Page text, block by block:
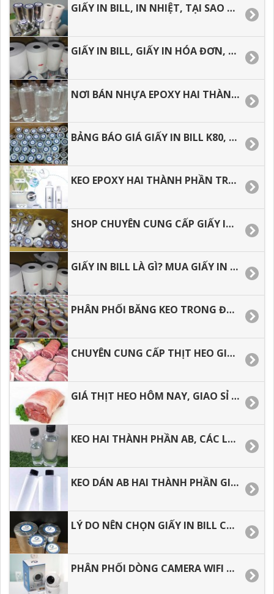
GIẤY IN BILL, IN NHIỆT, TẠI SAO SỬ DỤNG GIẤY IN BILL CHO VIỆC KINH DOANH.
GIẤY IN BILL, GIẤY IN HÓA ĐƠN, ĐỊA CHỈ MUA HÀNG GIÁ RẺ TẠI TP.HCM.
NƠI BÁN NHỰA EPOXY HAI THÀNH PHẦN AB GIÁ RẺ, GIAO HÀNG NHANH.
BẢNG BÁO GIÁ GIẤY IN BILL K80, GIẤY IN NHIỆT GIÁ RẺ
KEO EPOXY HAI THÀNH PHẦN TRONG SUỐT, BẢNG BÁO GIÁ.
SHOP CHUYÊN CUNG CẤP GIẤY IN BIL, GIẤY IN NHIỆT CHẤT LƯỢNG GIÁ RẺ.
GIẤY IN BILL LÀ GÌ? MUA GIẤY IN NHIỆT Ở ĐÂU GIÁ RẺ.
PHÂN PHỐI BĂNG KEO TRONG ĐỤC ĐỂ GÓI HÀNG HÓA.
CHUYÊN CUNG CẤP THỊT HEO GIÁ SỈ TẠI HỒ CHÍ MINH
GIÁ THỊT HEO HÔM NAY, GIAO SỈ TẬN NƠI TẠI HỒ CHÍ MINH.
KEO HAI THÀNH PHẦN AB, CÁC LỖI THƯỜNG GẶP TRONG QUÁ TRÌNH THI CÔNG.
KEO DÁN AB HAI THÀNH PHẦN GIÁ TỐT TẠI TP.HCM.
LÝ DO NÊN CHỌN GIẤY IN BILL CHO VIỆC KINH DOANH.
PHÂN PHỐI DÒNG CAMERA WIFI 360, HƯỚNG DẪN CÀI ĐẶT CHI TIẾT.